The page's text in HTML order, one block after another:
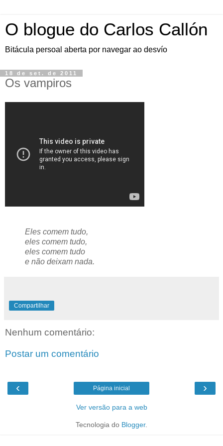
O blogue do Carlos Callón
Bitácula persoal aberta por navegar ao desvío
18 de set. de 2011
Os vampiros
Eles comem tudo,
eles comem tudo,
eles comem tudo
e não deixam nada.
Compartilhar
Nenhum comentário:
Postar um comentário
‹ ›
Página inicial
Ver versão para a web
Tecnologia do Blogger.